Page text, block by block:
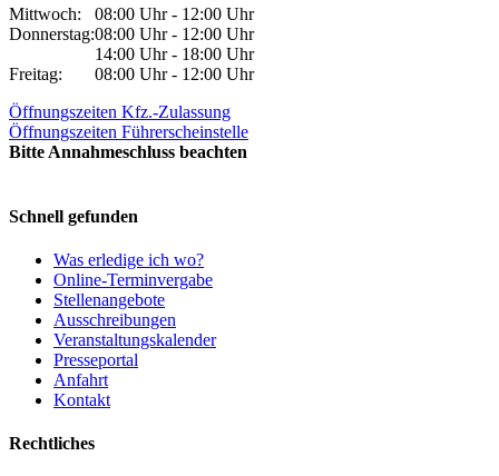
Mittwoch:
08:00 Uhr - 12:00 Uhr
Donnerstag:08:00 Uhr - 12:00 Uhr
14:00 Uhr - 18:00 Uhr
Freitag:
08:00 Uhr - 12:00 Uhr
Öffnungszeiten Kfz.-Zulassung
Öffnungszeiten Führerscheinstelle
Bitte Annahmeschluss beachten
Schnell gefunden
Was erledige ich wo?
Online-Terminvergabe
Stellenangebote
Ausschreibungen
Veranstaltungskalender
Presseportal
Anfahrt
Kontakt
Rechtliches